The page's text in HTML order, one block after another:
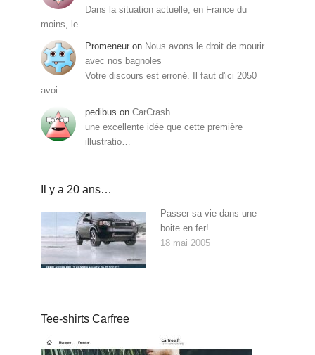
Dans la situation actuelle, en France du
moins, le…
Promeneur on Nous avons le droit de mourir
avec nos bagnoles
Votre discours est erroné. Il faut d'ici 2050
avoi…
pedibus on CarCrash
une excellente idée que cette première
illustratio…
Il y a 20 ans…
Passer sa vie dans une
boite en fer!
18 mai 2005
Tee-shirts Carfree